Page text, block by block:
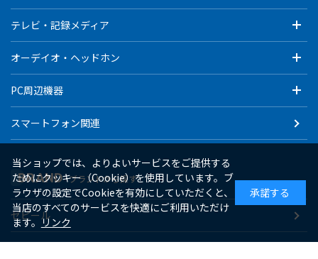
テレビ・記録メディア
オーデイオ・ヘッドホン
PC周辺機器
スマートフォン関連
BRAND ブランドから探す
ゼピール
当ショップでは、よりよいサービスをご提供する
ためにクッキー（Cookie）を使用しています。ブ
ラウザの設定でCookieを有効にしていただくと、
当店のすべてのサービスを快適にご利用いただけ
ます。 リンク
承諾する